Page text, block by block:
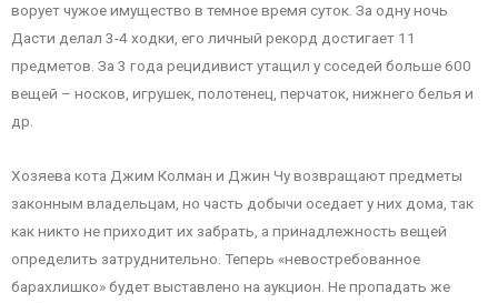
ворует чужое имущество в темное время суток. За одну ночь
Дасти делал 3-4 ходки, его личный рекорд достигает 11
предметов. За 3 года рецидивист утащил у соседей больше 600
вещей – носков, игрушек, полотенец, перчаток, нижнего белья и
др.
Хозяева кота Джим Колман и Джин Чу возвращают предметы
законным владельцам, но часть добычи оседает у них дома, так
как никто не приходит их забрать, а принадлежность вещей
определить затруднительно. Теперь «невостребованное
барахлишко» будет выставлено на аукцион. Не пропадать же